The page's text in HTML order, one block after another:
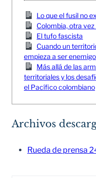
Lo que el fusil no
Colombia, otra
El tufo fascista
Cuando un
empieza a ser enemigo
Más allá de las
territoriales y los
el Pacífico colombiano
Archivos
Rueda de prensa